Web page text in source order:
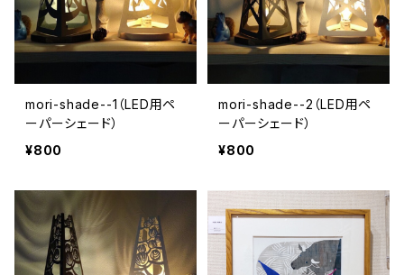
mori-shade--1（LED用ペ
ーパーシェード）
¥800
mori-shade--2（LED用ペ
ーパーシェード）
¥800